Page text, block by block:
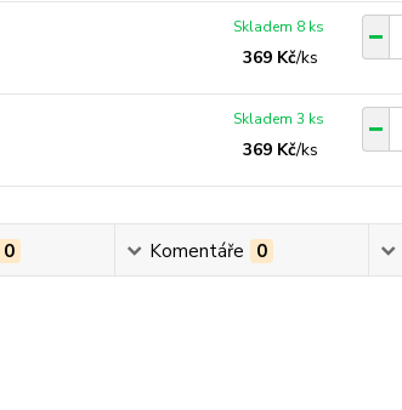
369 Kč/ks
Skladem 8 ks
369 Kč/ks
Skladem 3 ks
0 Komentáře 0